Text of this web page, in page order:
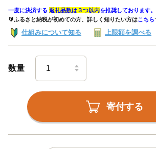
一度に決済する 返礼品数は３つ以内を推奨しております。
🔰ふるさと納税が初めての方、詳しく知りたい方はこちら
仕組みについて知る 上限額を調べる
数量
寄付する